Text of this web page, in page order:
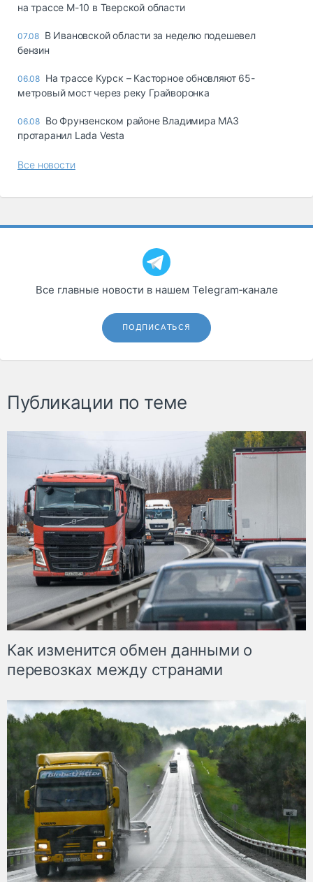
на трассе М-10 в Тверской области
07.08 В Ивановской области за неделю подешевел
бензин
06.08 На трассе Курск – Касторное обновляют 65-
метровый мост через реку Грайворонка
06.08 Во Фрунзенском районе Владимира МАЗ
протаранил Lada Vesta
Все новости
Все главные новости в нашем Telegram‑канале
ПОДПИСАТЬСЯ
Публикации по теме
Как изменится обмен данными о
перевозках между странами